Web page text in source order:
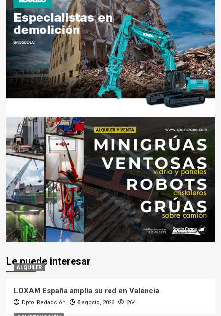
Le puede interesar
ALQUILER
LOXAM España amplía su red en Valencia
Dpto. Redacción 8 agosto, 2026 264